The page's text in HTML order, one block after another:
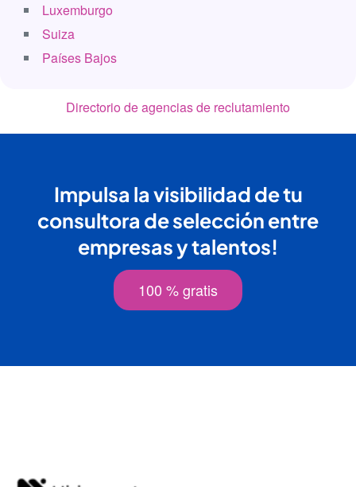
Luxemburgo
Suiza
Países Bajos
Directorio de agencias de reclutamiento
Impulsa la visibilidad de tu
consultora de selección entre
empresas y talentos!
100 % gratis